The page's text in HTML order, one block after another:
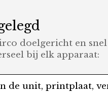
doelgericht en
bij elk apparaat:
de unit, printplaat,